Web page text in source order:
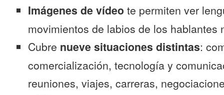
Imágenes de vídeo te permiten ver
movimientos de labios de los hablantes
Cubre nueve situaciones distintas:
comercialización, tecnología y
reuniones, viajes, carreras,